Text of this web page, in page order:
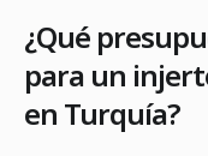
¿Qué
para un
en Turquía?